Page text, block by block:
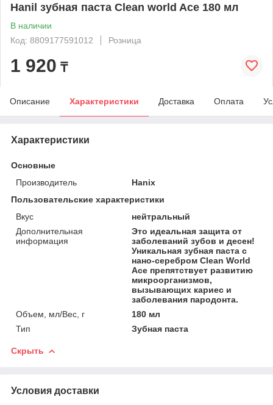
Hanil зубная паста Clean world Ace 180 мл
В наличии
Код: 8809177591012
Розница
1 920 ₸
Описание Характеристики Доставка Оплата
Характеристики
Основные
Производитель
Hanix
Пользовательские характеристики
Вкус
нейтральный
Дополнительная
информация
Это идеальная защита от
заболеваний зубов и десен!
Уникальная зубная паста с
нано-серебром Clean World
Ace препятствует развитию
микроорганизмов,
вызывающих кариес и
заболевания пародонта.
Объем, мл/Вес, г
180 мл
Тип
Зубная паста
Скрыть
Условия доставки